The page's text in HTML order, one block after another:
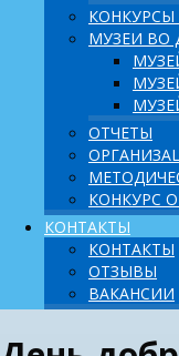
МУЗЕИ ВО
ОТЧЕТЫ
КОНКУРС
КОНТАКТЫ
КОНТАКТЫ
ОТЗЫВЫ
ВАКАНСИИ